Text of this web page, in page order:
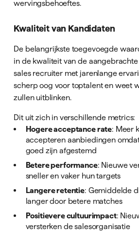
wervingsbehoeftes.
Kwaliteit van Kandidaten
De belangrijkste toegevoegde
in de kwaliteit van de
sales recruiter met jarenlange
scherp oog voor toptalent en weet
zullen uitblinken.
Dit uit zich in verschillende metrics:
Hogere acceptance rate: Meer
accepteren aanbiedingen
goed zijn afgestemd
Betere performance: Nieuwe
sneller en vaker hun targets
Langere retentie: Gemiddelde
langer door betere matches
Positievere cultuurimpact:
versterken de salesorganisatie